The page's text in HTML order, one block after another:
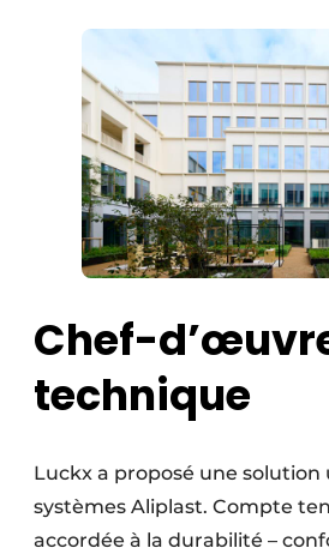
Chef-
technique
Luckx a proposé une solution
systèmes Aliplast. Compte
accordée à la durabilité –